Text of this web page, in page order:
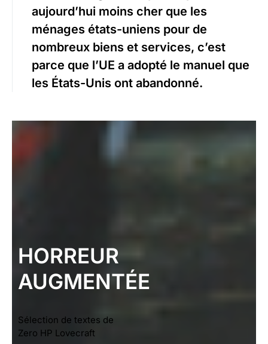
aujourd’hui moins cher que les
ménages états-uniens pour de
nombreux biens et services, c’est
parce que l’UE a adopté le manuel que
les États-Unis ont abandonné.
HORREUR
AUGMENTÉE
Sélection de textes de
Zero HP Lovecraft